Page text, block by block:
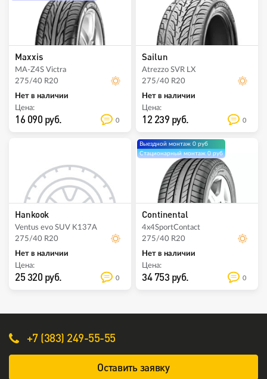
Maxxis
MA-Z4S Victra
275/40 R20
Нет в наличии
Цена:
16 090 руб. 0
Sailun
Atrezzo SVR LX
275/40 R20
Нет в наличии
Цена:
12 239 руб. 0
Hankook
Ventus evo SUV K137A
275/40 R20
Нет в наличии
Цена:
25 320 руб. 0
Выездной монтаж 0 руб
Стационарный монтаж 0 руб
Continental
4x4SportContact
275/40 R20
Нет в наличии
Цена:
34 753 руб. 0
+7 (383) 249-55-55
Оставить заявку